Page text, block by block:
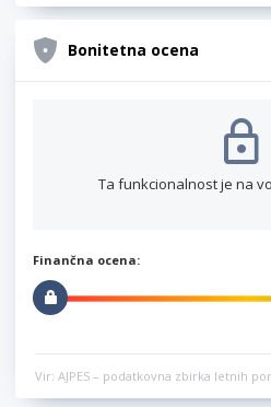
Bonitetna ocena
Ta funkcionalnost je na
Finančna ocena:
Vir: AJPES – podatkovna zbirka letnih